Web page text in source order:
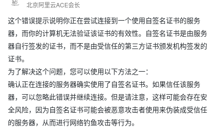
北京阿里云ACE会长
这个错误提示说明你正在尝试连接到一个使用自签名证书的服务
器，而你的计算机无法验证该证书的有效性。自签名证书是由服务
器自行签发的证书，而不是由受信任的第三方证书颁发机构签发的
证书。
为了解决这个问题，您可以使用以下方法之一：
确认正在连接的服务器确实使用了自签名证书。如果信任该服务
器，可以忽略此错误并继续连接。但是请注意，这样可能会存在安
全风险，因为自签名证书可能会被恶意攻击者使用来伪装成受信任
的服务器，从而进行网络钓鱼攻击等行为。